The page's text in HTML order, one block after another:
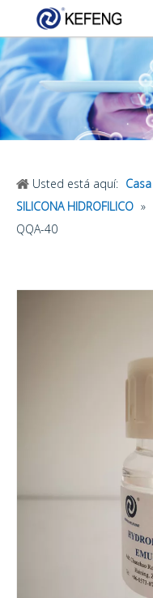
Usted está aquí: Casa
SILICONA HIDROFILICO »
QQA-40